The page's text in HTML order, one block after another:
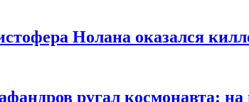
Нолана оказался
ругал космонавта: